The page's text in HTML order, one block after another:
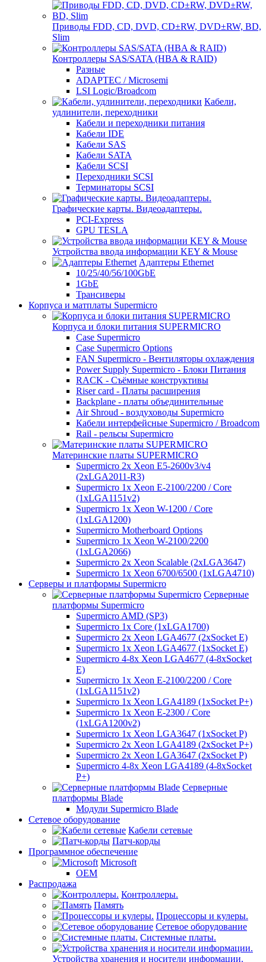
Приводы FDD, CD, DVD, CD±RW, DVD±RW, BD,
Slim
Контроллеры SAS/SATA (HBA & RAID)
Разные
ADAPTEC / Microsemi
LSI Logic/Broadcom
Кабели,
удлинители, переходники
Кабели и переходники питания
Кабели IDE
Кабели SAS
Кабели SATA
Кабели SCSI
Переходники SCSI
Терминаторы SCSI
Графические карты. Видеоадаптеры.
PCI-Express
GPU TESLA
Устройства ввода информации KEY & Mouse
Адаптеры Ethernet
10/25/40/56/100GbE
1GbE
Трансиверы
Корпуса и матплаты Supermicro
Корпуса и блоки питания SUPERMICRO
Case Supermicro
Case Supermicro Options
FAN Supermicro - Вентиляторы охлаждения
Power Supply Supermicro - Блоки Питания
RACK - Съёмные конструктивы
Riser card - Платы расширения
Backplane - платы объединительные
Air Shroud - воздуховоды Supermicro
Кабели интерфейсные Supermicro / Broadcom
Rail - рельсы Supermicro
Материнские платы SUPERMICRO
Supermicro 2x Xeon E5-2600v3/v4
(2xLGA2011-R3)
Supermicro 1x Xeon E-2100/2200 / Core
(1xLGA1151v2)
Supermicro 1x Xeon W-1200 / Core
(1xLGA1200)
Supermicro Motherboard Options
Supermicro 1x Xeon W-2100/2200
(1xLGA2066)
Supermicro 2x Xeon Scalable (2xLGA3647)
Supermicro 1x Xeon 6700/6500 (1xLGA4710)
Серверы и платформы Supermicro
Серверные
платформы Supermicro
Supermicro AMD (SP3)
Supermicro 1x Core (1xLGA1700)
Supermicro 2x Xeon LGA4677 (2xSocket E)
Supermicro 1x Xeon LGA4677 (1xSocket E)
Supermicro 4-8x Xeon LGA4677 (4-8xSocket
E)
Supermicro 1x Xeon E-2100/2200 / Core
(1xLGA1151v2)
Supermicro 1x Xeon LGA4189 (1xSocket P+)
Supermicro 1x Xeon E-2300 / Core
(1xLGA1200v2)
Supermicro 1x Xeon LGA3647 (1xSocket P)
Supermicro 2x Xeon LGA4189 (2xSocket P+)
Supermicro 2x Xeon LGA3647 (2xSocket P)
Supermicro 4-8x Xeon LGA4189 (4-8xSocket
P+)
Серверные
платформы Blade
Модули Supermicro Blade
Сетевое оборудование
Кабели сетевые
Патч-корды
Программное обеспечение
Microsoft
OEM
Распродажа
Контроллеры.
Память
Процессоры и кулеры.
Сетевое оборудование
Системные платы.
Устройства хранения и носители информации.